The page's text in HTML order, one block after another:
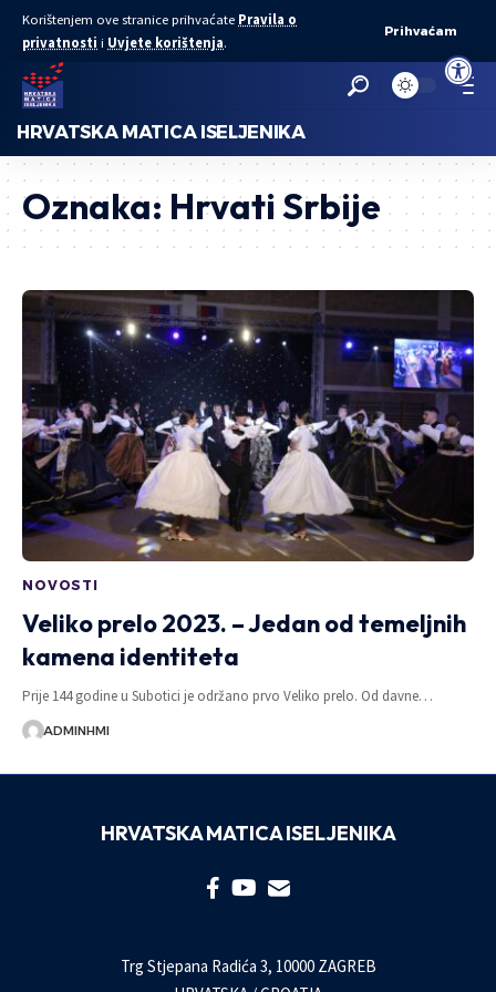
Korištenjem ove stranice prihvaćate Pravila o
privatnosti i Uvjete korištenja.
Prihvaćam
HRVATSKA MATICA ISELJENIKA
Oznaka: Hrvati Srbije
NOVOSTI
Veliko prelo 2023. – Jedan od temeljnih
kamena identiteta
Prije 144 godine u Subotici je održano prvo Veliko prelo. Od davne…
ADMINHMI
HRVATSKA MATICA ISELJENIKA
Trg Stjepana Radića 3, 10000 ZAGREB
Open